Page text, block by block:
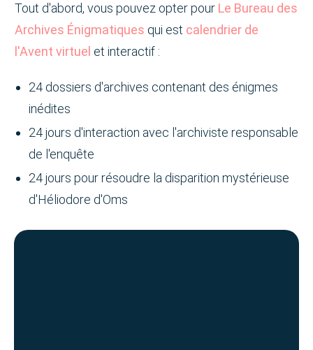
Tout d'abord, vous pouvez opter pour Le Bureau des
Archives Énigmatiques qui est calendrier de
l'Avent virtuel et interactif :
24 dossiers d'archives contenant des énigmes
inédites
24 jours d'interaction avec l'archiviste responsable
de l'enquête
24 jours pour résoudre la disparition mystérieuse
d'Héliodore d'Oms